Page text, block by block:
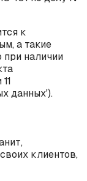
к
а такие
при наличии
данных').
клиентов,